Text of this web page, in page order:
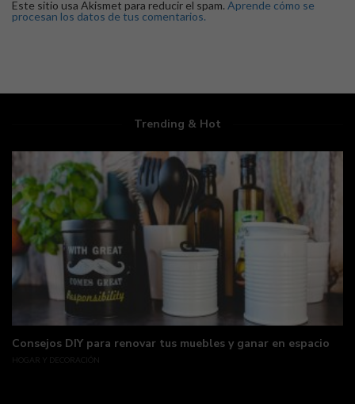
Este sitio usa Akismet para reducir el spam. Aprende cómo se
procesan los datos de tus comentarios.
Trending & Hot
Consejos DIY para renovar tus muebles y ganar en espacio
HOGAR Y DECORACIÓN